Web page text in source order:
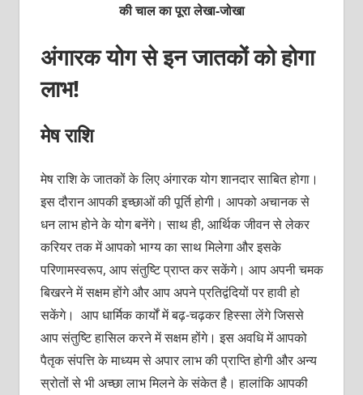
की चाल का पूरा लेखा-जोखा
अंगारक योग से इन जातकों को होगा
लाभ!
मेष राशि
मेष राशि के जातकों के लिए अंगारक योग शानदार साबित होगा।
इस दौरान आपकी इच्छाओं की पूर्ति होगी। आपको अचानक से
धन लाभ होने के योग बनेंगे। साथ ही, आर्थिक जीवन से लेकर
करियर तक में आपको भाग्य का साथ मिलेगा और इसके
परिणामस्वरूप, आप संतुष्टि प्राप्त कर सकेंगे। आप अपनी चमक
बिखरने में सक्षम होंगे और आप अपने प्रतिद्वंदियों पर हावी हो
सकेंगे। आप धार्मिक कार्यों में बढ़-चढ़कर हिस्सा लेंगे जिससे
आप संतुष्टि हासिल करने में सक्षम होंगे। इस अवधि में आपको
पैतृक संपत्ति के माध्यम से अपार लाभ की प्राप्ति होगी और अन्य
स्रोतों से भी अच्छा लाभ मिलने के संकेत है। हालांकि आपकी